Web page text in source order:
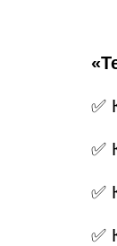
✅
✅
✅
✅